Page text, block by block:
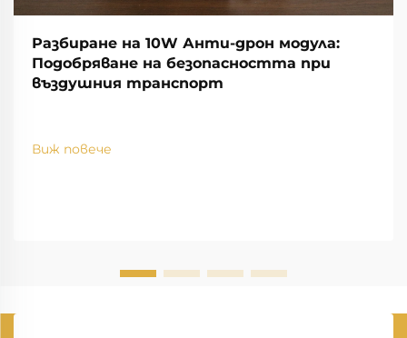
Разбиране на 10W Анти-дрон модула:
Подобряване на безопасността при
въздушния транспорт
Виж повече